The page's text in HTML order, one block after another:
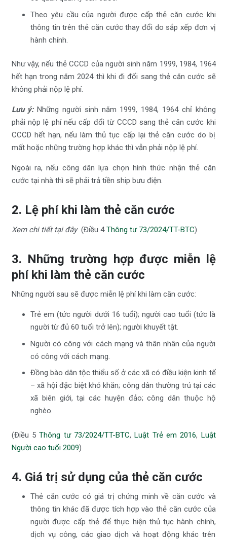
Theo yêu cầu của người được cấp thẻ căn cước khi
thông tin trên thẻ căn cước thay đổi do sắp xếp đơn vị
hành chính.
Như vậy, nếu thẻ CCCD của người sinh năm 1999, 1984, 1964
hết hạn trong năm 2024 thì khi đi đổi sang thẻ căn cước sẽ
không phải nộp lệ phí.
Lưu ý:Những người sinh năm 1999, 1984, 1964 chỉ không
phải nộp lệ phí nếu cấp đổi từ CCCD sang thẻ căn cước khi
CCCD hết hạn, nếu làm thủ tục cấp lại thẻ căn cước do bị
mất hoặc những trường hợp khác thì vẫn phải nộp lệ phí.
Ngoài ra, nếu công dân lựa chọn hình thức nhận thẻ căn
cước tại nhà thì sẽ phải trả tiền ship bưu điện.
2. Lệ phí khi làm thẻ căn cước
Xem chi tiết tại đây(Điều 4Thông tư 73/2024/TT-BTC)
3. Những trường hợp được miễn lệ
phí khi làm thẻ căn cước
Những người sau sẽ được miễn lệ phí khi làm căn cước:
Trẻ em (tức người dưới 16 tuổi); người cao tuổi (tức là
người từ đủ 60 tuổi trở lên); người khuyết tật.
Người có công với cách mạng và thân nhân của người
có công với cách mạng.
Đồng bào dân tộc thiểu số ở các xã có điều kiện kinh tế
– xã hội đặc biệt khó khăn; công dân thường trú tại các
xã biên giới, tại các huyện đảo; công dân thuộc hộ
nghèo.
(Điều 5Thông tư 73/2024/TT-BTC,Luật Trẻ em 2016, Luật
Người cao tuổi 2009)
4. Giá trị sử dụng của thẻ căn cước
Thẻ căn cước có giá trị chứng minh về căn cước và
thông tin khác đã được tích hợp vào thẻ căn cước của
người được cấp thẻ để thực hiện thủ tục hành chính,
dịch vụ công, các giao dịch và hoạt động khác trên